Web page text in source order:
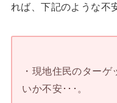
れば、下記のような不
・現地住民のター
いか不安･･･。